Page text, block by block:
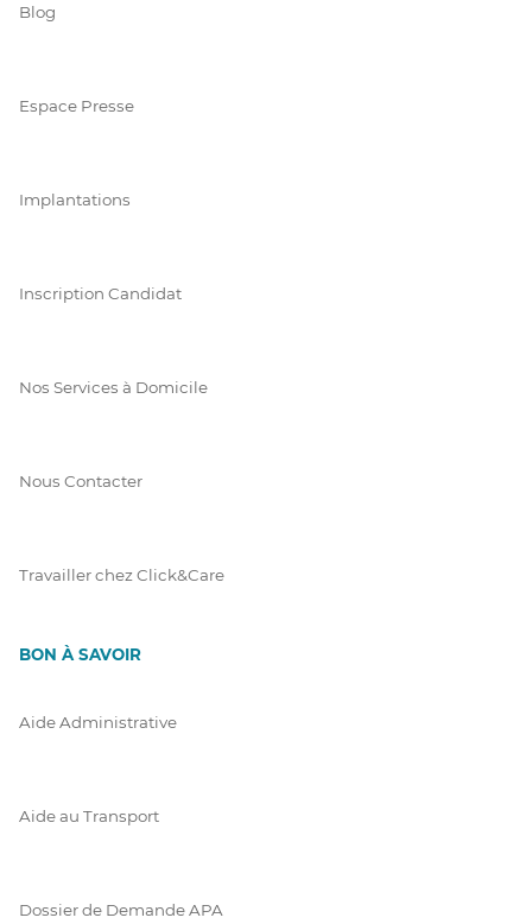
Blog
Espace Presse
Implantations
Inscription Candidat
Nos Services à Domicile
Nous Contacter
Travailler chez Click&Care
BON À SAVOIR
Aide Administrative
Aide au Transport
Dossier de Demande APA